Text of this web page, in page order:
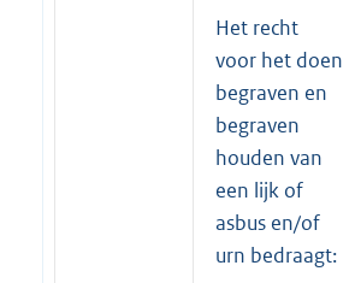
Het recht
voor het doen
begraven en
begraven
houden van
een lijk of
asbus en/of
urn bedraagt: